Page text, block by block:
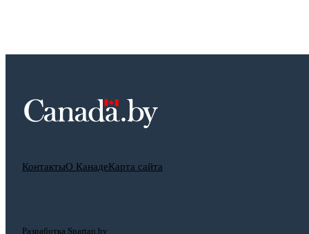
КонтактыО КанадеКарта сайта
Разработка Spartan.by